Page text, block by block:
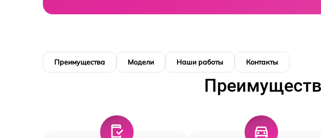
Преимущества Модели Наши работы Контакты